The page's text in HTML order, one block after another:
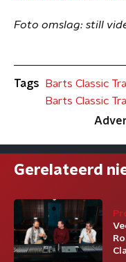
Foto omslag: still
Tags
Barts Classic
Barts Classic
Gerelateerd